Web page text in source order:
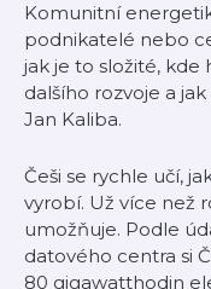
Komunitní
podnikatelé nebo
jak je to složité, kde
dalšího rozvoje a
Jan Kaliba.
Češi se rychle učí,
vyrobí. Už více než
umožňuje. Podle
datového centra si
80 gigawatthodin